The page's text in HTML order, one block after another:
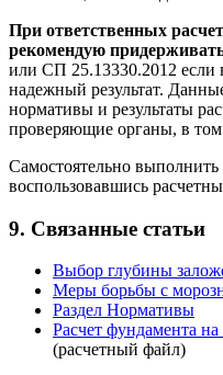
При ответственных
рекомендую
или СП 25.13330.2012 если
надежный результат.
нормативы и результаты
проверяющие органы, в
Самостоятельно
воспользовавшись
9. Связанные статьи
Выбор глубины
Меры борьбы с
Раздел Нормативы
Расчет фундамента
(расчетный файл)